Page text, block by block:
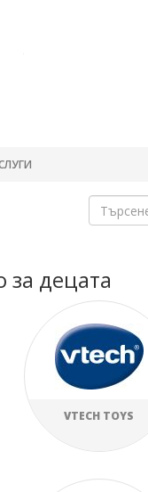
за децата
VTECH TOYS